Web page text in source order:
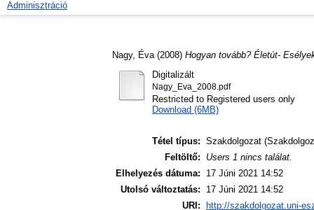
Adminisztráció
Nagy, Éva (2008) Hogyan tovább? Életút-
Digitalizált
Nagy_Eva_2008.pdf
Restricted to Registered users only
Download (6MB)
Tétel típus: Szakdolgozat
Feltöltő:
Users 1 nincs találat.
Elhelyezés dátuma:
17 Júni 2021 14:52
Utolsó változtatás:
17 Júni 2021 14:52
URI:
http://szakdolgozat.uni-